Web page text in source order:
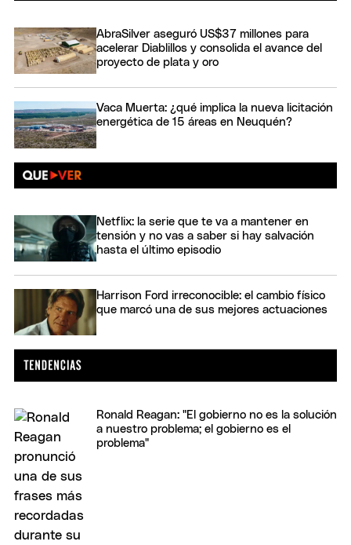
AbraSilver aseguró US$37 millones para
acelerar Diablillos y consolida el avance del
proyecto de plata y oro
Vaca Muerta: ¿qué implica la nueva licitación
energética de 15 áreas en Neuquén?
Netflix: la serie que te va a mantener en
tensión y no vas a saber si hay salvación
hasta el último episodio
Harrison Ford irreconocible: el cambio físico
que marcó una de sus mejores actuaciones
Ronald Reagan: "El gobierno no es la solución
a nuestro problema; el gobierno es el
problema"